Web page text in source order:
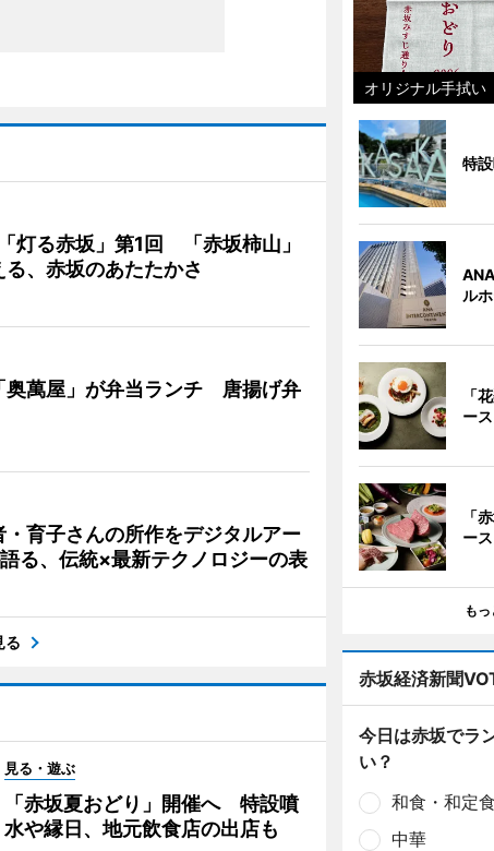
灯る赤坂」第1回 「赤坂柿山」
、赤坂のあたたかさ
奥萬屋」が弁当ランチ 唐揚げ弁
育子さんの所作をデジタルアー
る、伝統×最新テクノロジーの表
る
見る・遊ぶ
「赤坂夏おどり」開催へ 特設噴
水や縁日、地元飲食店の出店も
オリジナル手拭い
特
ル
「
ース
「
ース
も
赤坂経済新聞
今日は赤坂でラ
い？
和食・和定食
中華